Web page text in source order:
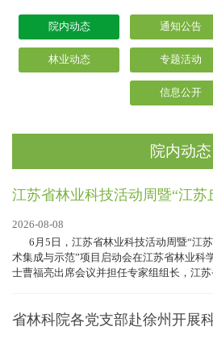
院内动态 通知公告
林业动态 专题活动
信息公开
院内动态
2026-08-08
6月5日，江苏省林业科技活动周暨“江
术集成与示范”项目启动会在江苏省林业科
士曹福亮出席会议并担任专家组组长，江
省林科院各党支部赴徐州开展